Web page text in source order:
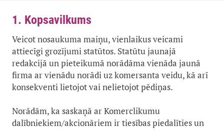
1. Kopsavilkums
Veicot nosaukuma maiņu, vienlaikus veicami
attiecīgi grozījumi statūtos. Statūtu jaunajā
redakcijā un pieteikumā norādāma vienāda jaunā
firma ar vienādu norādi uz komersanta veidu, kā arī
konsekventi lietojot vai nelietojot pēdiņas.
Norādām, ka saskaņā ar Komerclikumu
dalībniekiem/akcionāriem ir tiesības piedalīties un